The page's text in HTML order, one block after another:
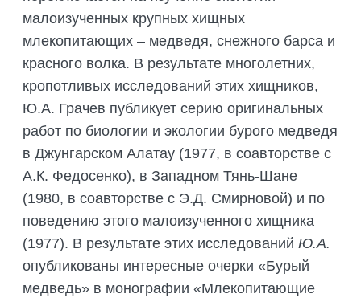
малоизученных крупных хищных
млекопитающих – медведя, снежного барса и
красного волка. В результате многолетних,
кропотливых исследований этих хищников,
Ю.А. Грачев публикует серию оригинальных
работ по биологии и экологии бурого медведя
в Джунгарском Алатау (1977, в соавторстве с
А.К. Федосенко), в Западном Тянь-Шане
(1980, в соавторстве с Э.Д. Смирновой) и по
поведению этого малоизученного хищника
(1977). В результате этих исследований Ю.А.
опубликованы интересные очерки «Бурый
медведь» в монографии «Млекопитающие